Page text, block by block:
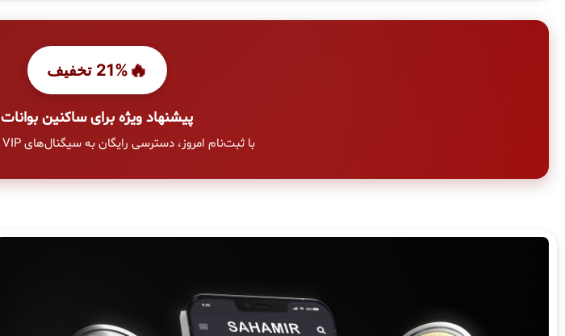
🔥 21% تخفیف
پیشنهاد ویژه برای ساکنین بوانات
با ثبت‌نام امروز، دسترسی رایگان به سیگنال‌های VIP دریافت کنید